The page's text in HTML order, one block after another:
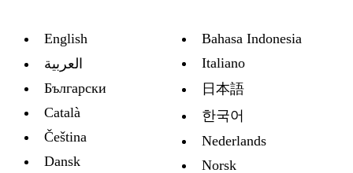
English
العربية
Български
Català
Čeština
Dansk
Bahasa Indonesia
Italiano
日本語
한국어
Nederlands
Norsk